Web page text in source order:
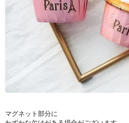
マグネット部分に